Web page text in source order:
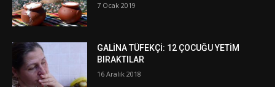
7 Ocak 2019
GALİNA TÜFEKÇİ: 12 ÇOCUĞU YETİM
BIRAKTILAR
16 Aralık 2018